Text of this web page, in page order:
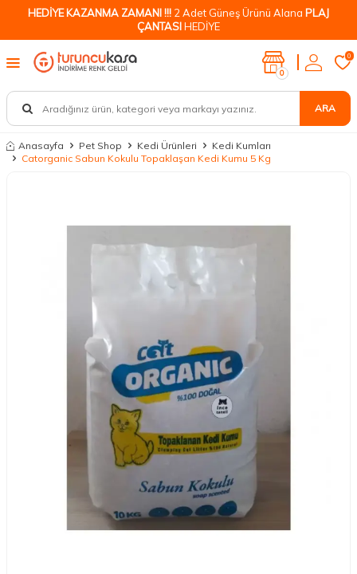
HEDİYE KAZANMA ZAMANI !!! 2 Adet Güneş Ürünü Alana PLAJ
ÇANTASIHEDİYE
ARA
0
0
Anasayfa Pet Shop Kedi Ürünleri
Kedi Kumları
Catorganic Sabun Kokulu Topaklaşan Kedi Kumu 5 Kg